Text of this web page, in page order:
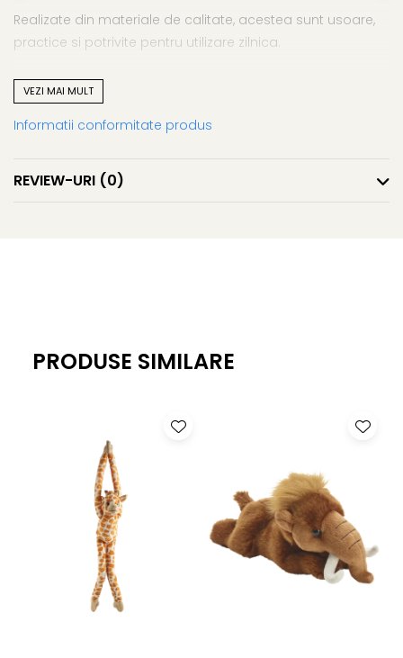
Realizate din materiale de calitate, acestea sunt usoare,
practice si potrivite pentru utilizare zilnica.
Coperta cu efect 3D
Design atractiv pentru copii
Hartie de calitate
Carnetel 3D – creativitate care prinde contur.
VEZI MAI MULT
Informatii conformitate produs
REVIEW-URI (0)
PRODUSE SIMILARE